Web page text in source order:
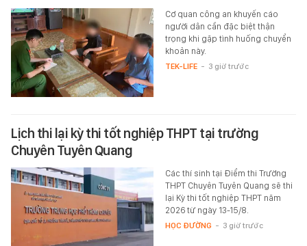
Cơ quan công an khuyến cáo
người dân cần đặc biệt thận
trọng khi gặp tình huống chuyển
khoản này.
TEK-LIFE - 3 giờ trước
Lịch thi lại kỳ thi tốt nghiệp THPT tại trường
Chuyên Tuyên Quang
Các thí sinh tại Điểm thi Trường
THPT Chuyên Tuyên Quang sẽ thi
lại Kỳ thi tốt nghiệp THPT năm
2026 từ ngày 13-15/8.
HỌC ĐƯỜNG - 3 giờ trước